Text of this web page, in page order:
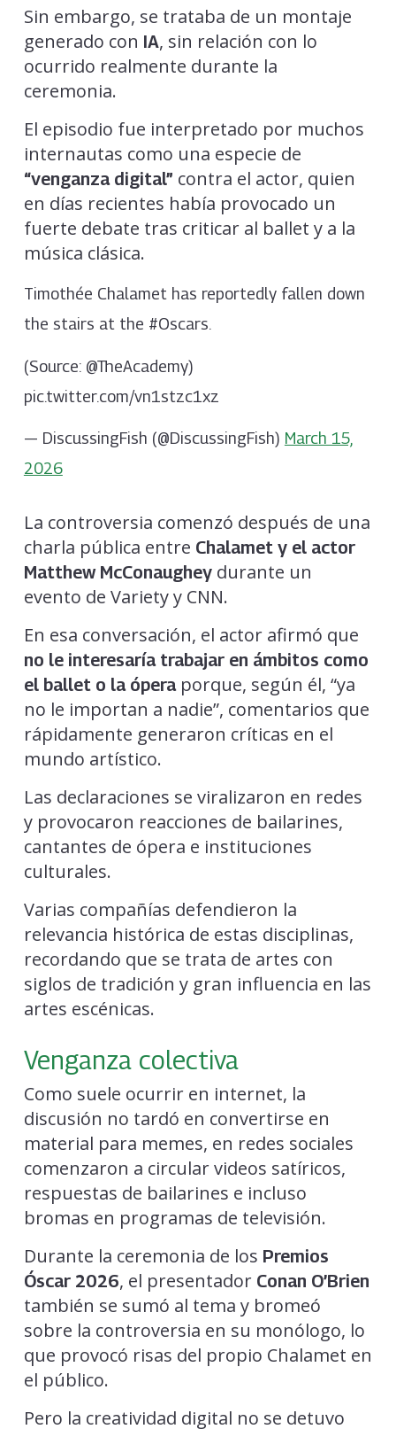
Sin embargo, se trataba de un montaje
generado con IA, sin relación con lo
ocurrido realmente durante la
ceremonia.
El episodio fue interpretado por muchos
internautas como una especie de
“venganza digital” contra el actor, quien
en días recientes había provocado un
fuerte debate tras criticar al ballet y a la
música clásica.
Timothée Chalamet has reportedly fallen down
the stairs at the #Oscars.
(Source: @TheAcademy)
pic.twitter.com/vn1stzc1xz
— DiscussingFish (@DiscussingFish) March 15,
2026
La controversia comenzó después de una
charla pública entre Chalamet y el actor
Matthew McConaughey durante un
evento de Variety y CNN.
En esa conversación, el actor afirmó que
no le interesaría trabajar en ámbitos como
el ballet o la óperaporque, según él, “ya
no le importan a nadie”, comentarios que
rápidamente generaron críticas en el
mundo artístico.
Las declaraciones se viralizaron en redes
y provocaron reacciones de bailarines,
cantantes de ópera e instituciones
culturales.
Varias compañías defendieron la
relevancia histórica de estas disciplinas,
recordando que se trata de artes con
siglos de tradición y gran influencia en las
artes escénicas.
Venganza colectiva
Como suele ocurrir en internet, la
discusión no tardó en convertirse en
material para memes, en redes sociales
comenzaron a circular videos satíricos,
respuestas de bailarines e incluso
bromas en programas de televisión.
Durante la ceremonia de los Premios
Óscar 2026, el presentador Conan O’Brien
también se sumó al tema y bromeó
sobre la controversia en su monólogo, lo
que provocó risas del propio Chalamet en
el público.
Pero la creatividad digital no se detuvo